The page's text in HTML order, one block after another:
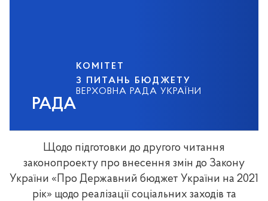
РАДА
КОМІТЕТ
З ПИТАНЬ БЮДЖЕТУ
ВЕРХОВНА РАДА УКРАЇНИ
Щодо підготовки до другого читання
законопроекту про внесення змін до Закону
України «Про Державний бюджет України на 2021
рік» щодо реалізації соціальних заходів та